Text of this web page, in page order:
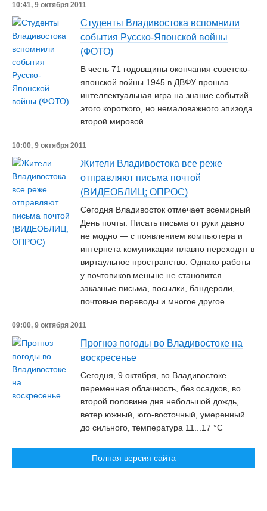
10:41, 9 октября 2011
Студенты Владивостока вспомнили
события Русско-Японской войны
(ФОТО)
В честь 71 годовщины окончания советско-
японской войны 1945 в ДВФУ прошла
интеллектуальная игра на знание событий
этого короткого, но немаловажного эпизода
второй мировой.
10:00, 9 октября 2011
Жители Владивостока все реже
отправляют письма почтой
(ВИДЕОБЛИЦ; ОПРОС)
Сегодня Владивосток отмечает всемирный
День почты. Писать письма от руки давно
не модно — с появлением компьютера и
интернета комуникации плавно переходят в
виртаульное пространство. Однако работы
у почтовиков меньше не становится —
заказные письма, посылки, бандероли,
почтовые переводы и многое другое.
09:00, 9 октября 2011
Прогноз погоды во Владивостоке на
воскресенье
Сегодня, 9 октября, во Владивостоке
переменная облачность, без осадков, во
второй половине дня небольшой дождь,
ветер южный, юго-восточный, умеренный
до сильного, температура 11...17 °C
Полная версия сайта